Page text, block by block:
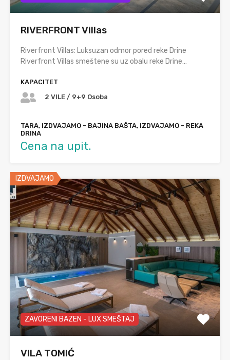
RIVERFRONT Villas
Riverfront Villas: Luksuzan odmor pored reke Drine
Riverfront Villas smeštene su uz obalu reke Drine…
KAPACITET
2 VILE / 9+9 Osoba
TARA, IZDVAJAMO - BAJINA BAŠTA, IZDVAJAMO - REKA
DRINA
Cena na upit.
IZDVAJAMO
ZAVORENI BAZEN - LUX SMEŠTAJ
VILA TOMIĆ